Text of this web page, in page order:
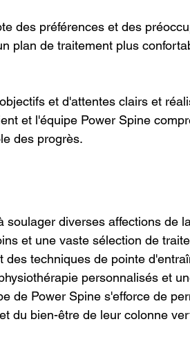
des préférences et des
plan de traitement plus
et d'attentes clairs et
et l'équipe Power Spine
des progrès.
diverses affections de
et une vaste sélection de
techniques de pointe
personnalisés et
de Power Spine s'efforce de
du bien-être de leur colonne